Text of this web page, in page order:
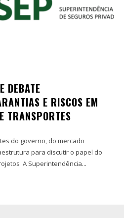
DEBATE
E RISCOS EM
TRANSPORTES
do governo, do mercado
para discutir o papel do
seguro na estruturação de projetos A Superintendência...